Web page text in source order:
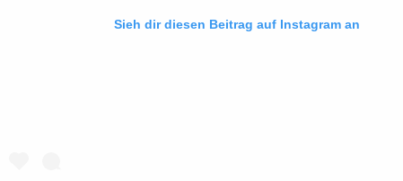
Sieh dir diesen Beitrag auf Instagram an